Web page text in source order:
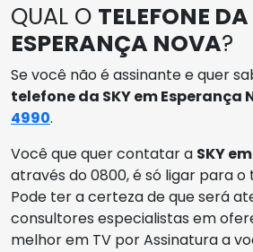
QUAL O TELEFONE
ESPERANÇA NOVA?
Se você não é assinante e quer
telefone da SKY em Esperança
4990.
Você que quer contatar a SKY
através do 0800, é só ligar para o
Pode ter a certeza de que será
consultores especialistas em
melhor em TV por Assinatura a